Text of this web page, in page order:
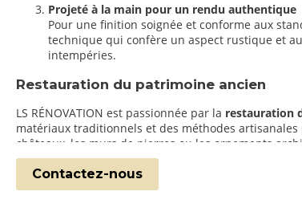
Projeté à la main pour un rendu authentique
Pour une finition soignée et conforme aux
technique qui confère un aspect rustique et
intempéries.
Restauration du patrimoine ancien
LS RÉNOVATION est passionnée par la restauration
matériaux traditionnels et des méthodes
châteaux, les murs de pierres ou les ornements
Pourquoi choisir LS RÉNOVATION ?
Contactez-nous